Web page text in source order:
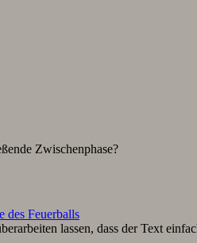
Zwischenphase?
des Feuerballs
lassen, dass der Text